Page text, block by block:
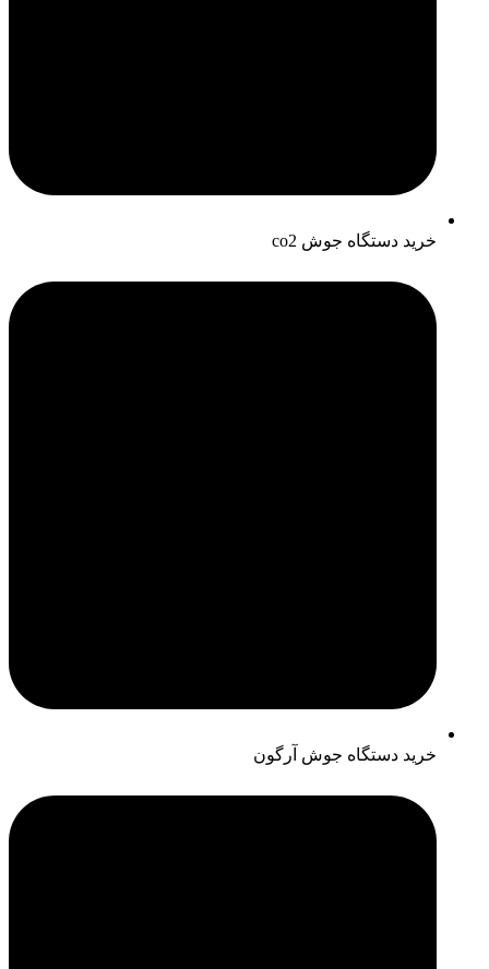
خرید دستگاه جوش co2
خرید دستگاه جوش آرگون